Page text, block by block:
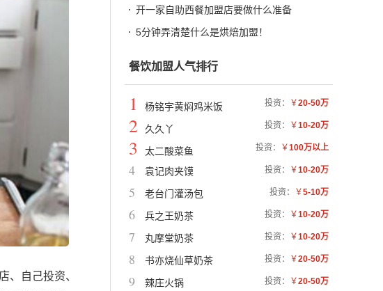
、自己投资、
开一家自助西餐加盟店要做什么准备
5分钟弄清楚什么是烘焙加盟！
餐饮加盟人气排行
投资： ￥20-50万
1 杨铭宇黄焖鸡米饭
投资： ￥10-20万
2 久久丫
投资： ￥100万以上
3 太二酸菜鱼
投资： ￥10-20万
4 袁记肉夹馍
投资： ￥5-10万
5 老台门灌汤包
投资： ￥10-20万
6 兵之王奶茶
投资： ￥10-20万
7 丸摩堂奶茶
投资： ￥20-50万
8 书亦烧仙草奶茶
投资： ￥20-50万
9 辣庄火锅